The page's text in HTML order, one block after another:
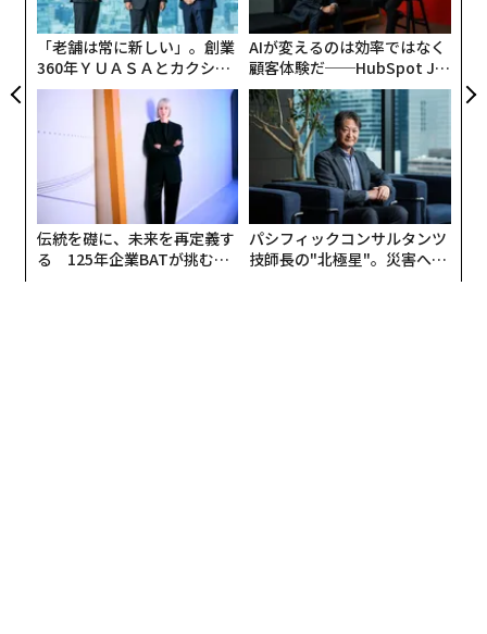
「老舗は常に新しい」。創業
360年ＹＵＡＳＡとカクシン
CEO田尻望が語る、AIを超え
る人の価値
AIが変えるのは効率ではなく
顧客体験だ──HubSpot Ja
panが語る「Grow Better」
な組織のつくり方
伝統を礎に、未来を再定義す
る 125年企業BATが挑むス
パシフィックコンサルタンツ
技師長の"北極星"。災害への